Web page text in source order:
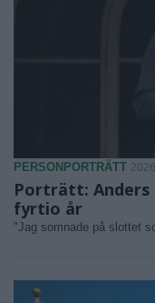
PERSONPORTRÄTT
Porträtt:
fyrtio år
"Jag somnade på slottet